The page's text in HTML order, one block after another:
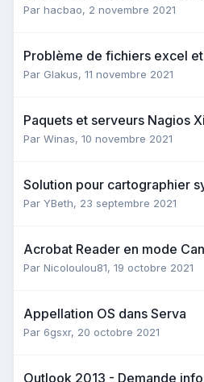
Par hacbao, 2 novembre 2021
Problème de fichiers excel
Par Glakus, 11 novembre 2021
Paquets et serveurs Nagios Xi
Par Winas, 10 novembre 2021
Solution pour cartographier
Par YBeth, 23 septembre 2021
Acrobat Reader en mode
Par Nicoloulou81, 19 octobre 2021
Appellation OS dans Serva
Par 6gsxr, 20 octobre 2021
Outlook 2013 - Demande